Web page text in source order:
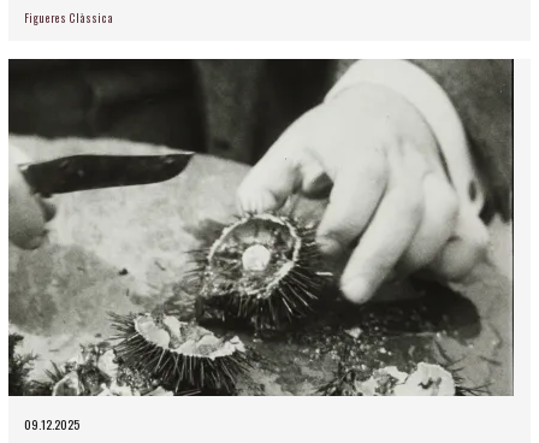
Figueres Clàssica
09.12.2025